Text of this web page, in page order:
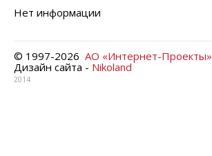
Нет информации
© 1997-2026 АО «Интернет-Проекты»
Дизайн сайта - Nikoland
2014